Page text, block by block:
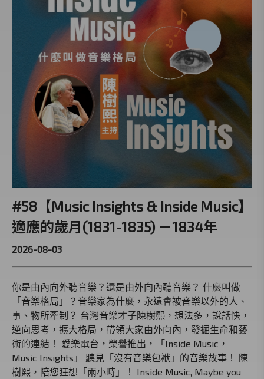
#58【Music Insights & Inside Music】
適應的歲月(1831-1835) －1834年
2026-08-03
你是由內向外聽音樂？還是由外向內聽音樂？ 什麼叫做
「音樂格局」？音樂家為什麼，永遠會被音樂以外的人、
事、物所牽制？ 台灣音樂才子陳樹熙，想法多，說話快，
逆向思考，擴大格局，帶領大家由外向內，發掘生命和藝
術的連結！ 愛樂電台，榮譽推出，「Inside Music，
Music Insights」 聽見「沒有音樂包袱」的音樂故事！ 陳
樹熙，陪您狂想「兩小時」！ Inside Music, Maybe you